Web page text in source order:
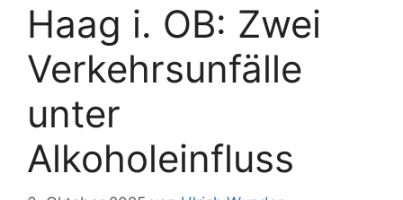
Haag i. OB: Zwei
Verkehrsunfälle
unter
Alkoholeinfluss